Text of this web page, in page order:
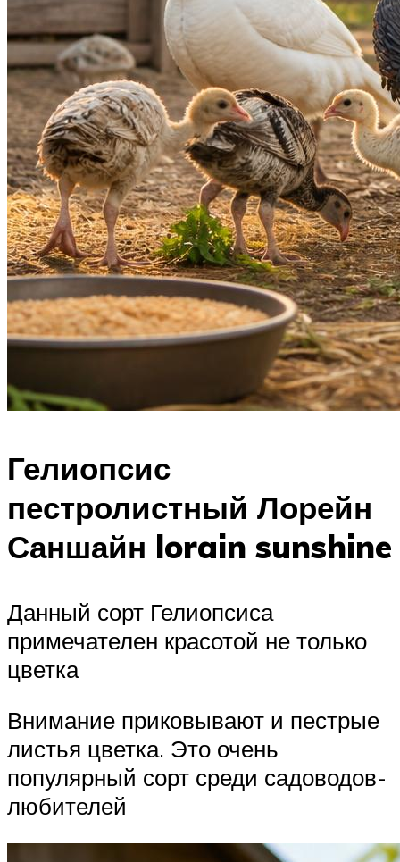
Гелиопсис
пестролистный Лорейн
Саншайн lorain sunshine
Данный сорт Гелиопсиса
примечателен красотой не только
цветка
Внимание приковывают и пестрые
листья цветка. Это очень
популярный сорт среди садоводов-
любителей